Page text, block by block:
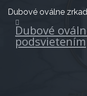
Dubové oválne
Dubové
podsvietením